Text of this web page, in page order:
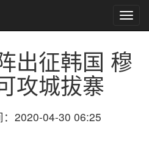
出征韩国 穆
攻城拔寨
2020-04-30 06:25